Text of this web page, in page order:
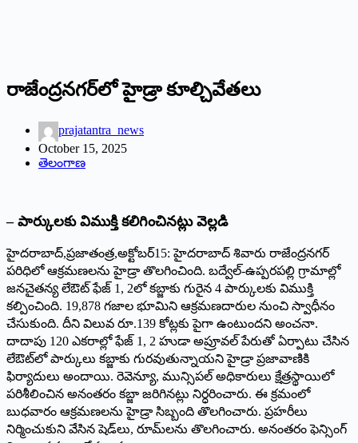
రాజేంద్రనగర్‌లో హైడ్రా కూల్చివేతలు
prajatantra_news
October 15, 2025
తెలంగాణ
– పార్కులకు విముక్తి కలిగించినట్లు వెల్లడి
హైదరాబాద్‌,‌ప్రజాతంత్ర,అక్టోబర్‌15: ‌హైదరాబాద్‌ ‌శివారు రాజేంద్రనగర్‌
‌పరిధిలో ఆక్రమణలను హైడ్రా తొలగించింది. బద్వేల్‌-ఉప్పరపల్లి గ్రామాల్లో
జనచైతన్య లేఔట్‌ ‌ఫేజ్‌ 1, 2‌లో కబ్జాకు గురైన 4 పార్కులకు విముక్తి
కల్పించింది. 19,878 గజాల భూమిని ఆక్రమణదారుల నుంచి స్వాధీనం
చేసుకుంది. దీని విలువ రూ.139 కోట్లకు పైగా ఉంటుందని అంచనా.
దాదాపు 120 ఎకరాల్లో ఫేజ్‌ 1, 2 ‌హుడా అప్రూవల్‌ ‌పేరుతో ఏర్పాటు చేసిన
లేఔట్‌లో పార్కులు కబ్జాకు గురవుతున్నాయని హైడ్రా ప్రజావాణికి
ఫిర్యాదులు అందాయి. రెవెన్యూ, మున్సిపల్‌ అధికారులు క్షేత్రస్థాయిలో
పరిశీలించిన అనంతరం కబ్జా జరిగినట్లు నిర్ధరించారు. ఈ క్రమంలో
బుధవారం ఆక్రమణలను హైడ్రా సిబ్బంది తొలగించారు. ప్రహరీలు
నిర్మించుకుని వేసిన షెడ్‌లు, రూమ్‌లను తొలగించారు. అనంతరం ఫెన్సింగ్‌